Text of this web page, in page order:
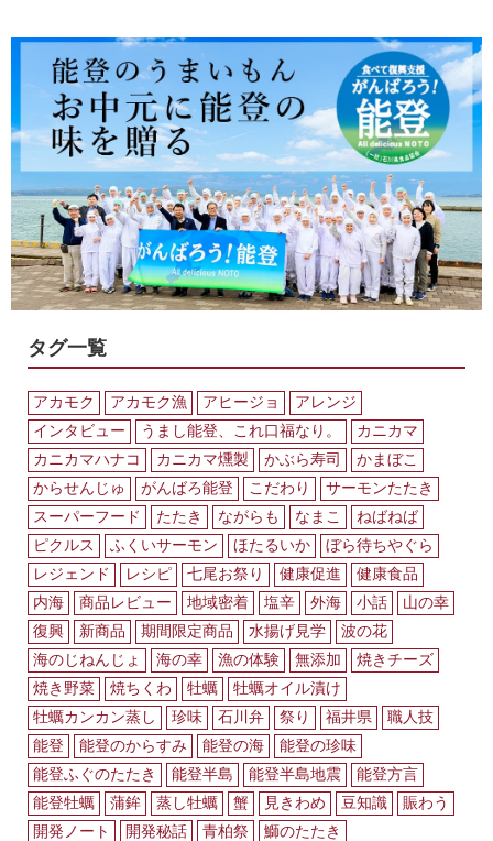
タグ一覧
アカモク アカモク漁 アヒージョ
アレンジ
インタビュー
うまし能登、これ口福なり。
カニカマ
カニカマハナコ
カニカマ燻製 かぶら寿司
かまぼこ
からせんじゅ
がんばろ能登 こだわり
サーモンたたき
スーパーフード
たたき ながらも なまこ
ねばねば
ピクルス
ふくいサーモン ほたるいか
ぼら待ちやぐら
レジェンド
レシピ 七尾お祭り 健康促進
健康食品
内海
商品レビュー 地域密着 塩辛 外海 小話
山の幸
復興
新商品 期間限定商品 水揚げ見学
波の花
海のじねんじょ
海の幸 漁の体験 無添加
焼きチーズ
焼き野菜
焼ちくわ 牡蠣
牡蠣オイル漬け
牡蠣カンカン蒸し
珍味 石川弁 祭り 福井県
職人技
能登
能登のからすみ 能登の海
能登の珍味
能登ふぐのたたき
能登半島 能登半島地震
能登方言
能登牡蠣
蒲鉾 蒸し牡蠣 蟹 見きわめ 豆知識
賑わう
開発ノート
開発秘話 青柏祭 鰤のたたき